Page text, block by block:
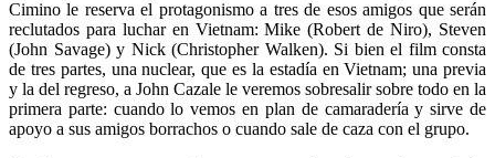
Cimino le reserva el protagonismo a tres de esos amigos que serán
reclutados para luchar en Vietnam: Mike (Robert de Niro), Steven
(John Savage) y Nick (Christopher Walken). Si bien el film consta
de tres partes, una nuclear, que es la estadía en Vietnam; una previa
y la del regreso, a John Cazale le veremos sobresalir sobre todo en la
primera parte: cuando lo vemos en plan de camaradería y sirve de
apoyo a sus amigos borrachos o cuando sale de caza con el grupo.